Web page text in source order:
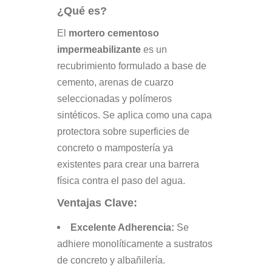
¿Qué es?
El mortero cementoso
impermeabilizante es un
recubrimiento formulado a base de
cemento, arenas de cuarzo
seleccionadas y polímeros
sintéticos. Se aplica como una capa
protectora sobre superficies de
concreto o mampostería ya
existentes para crear una barrera
física contra el paso del agua.
Ventajas Clave:
Excelente Adherencia: Se
adhiere monolíticamente a sustratos
de concreto y albañilería.